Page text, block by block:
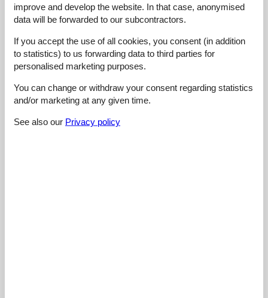
Cleaning:
Location:
Overall:
Room:
Services on site:
Value for money:
4,5
improve and develop the website. In that case, anonymised
data will be forwarded to our subcontractors.
If you accept the use of all cookies, you consent (in addition
to statistics) to us forwarding data to third parties for
personalised marketing purposes.
You can change or withdraw your consent regarding statistics
and/or marketing at any given time.
See also our Privacy policy